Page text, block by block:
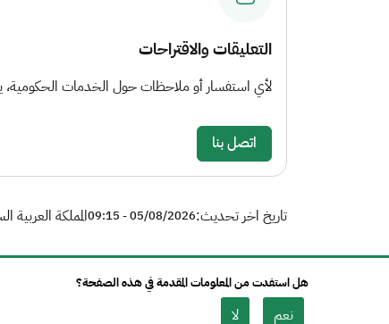
التعليقات والاقتراحات
لأي استفسار أو ملاحظات حول الخدمات الحكومية،
اتصل بنا
تاريخ اخر تحديث:05/08/2026 - 09:15 المملكة العربية
هل استفدت من المعلومات المقدمة في هذه الصفحة؟
نعم لا